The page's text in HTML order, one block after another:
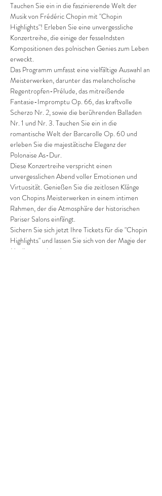
Tauchen Sie ein in die faszinierende Welt der
Musik von Frédéric Chopin mit "Chopin
Highlights"! Erleben Sie eine unvergessliche
Konzertreihe, die einige der fesselndsten
Kompositionen des polnischen Genies zum Leben
erweckt.
Das Programm umfasst eine vielfältige Auswahl an
Meisterwerken, darunter das melancholische
Regentropfen-Prélude, das mitreißende
Fantasie-Impromptu Op. 66, das kraftvolle
Scherzo Nr. 2, sowie die berührenden Balladen
Nr. 1 und Nr. 3. Tauchen Sie ein in die
romantische Welt der Barcarolle Op. 60 und
erleben Sie die majestätische Eleganz der
Polonaise As-Dur.
Diese Konzertreihe verspricht einen
unvergesslichen Abend voller Emotionen und
Virtuosität. Genießen Sie die zeitlosen Klänge
von Chopins Meisterwerken in einem intimen
Rahmen, der die Atmosphäre der historischen
Pariser Salons einfängt.
Sichern Sie sich jetzt Ihre Tickets für die "Chopin
Highlights" und lassen Sie sich von der Magie der
Musik verzaubern!